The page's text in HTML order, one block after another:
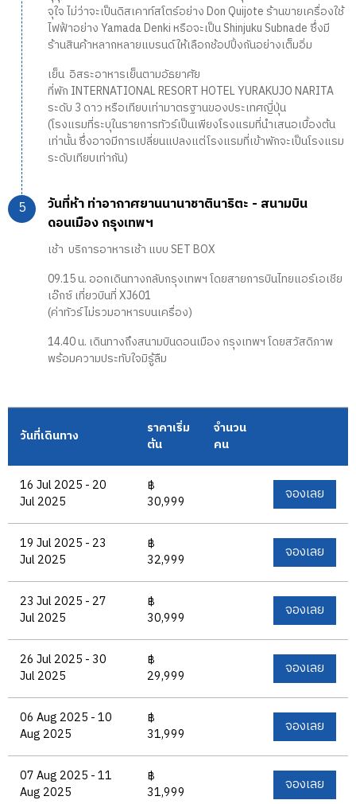
จุใจ ไม่ว่าจะเป็นดิสเคาท์สโตร์อย่าง Don Quijote ร้านขายเครื่องใช้
ไฟฟ้าอย่าง Yamada Denki หรือจะเป็น Shinjuku Subnade ซึ่งมี
ร้านสินค้าหลากหลายแบรนด์ให้เลือกช้อปปิ้งกันอย่างเต็มอิ่ม
เย็น อิสระอาหารเย็นตามอัธยาศัย
ที่พัก INTERNATIONAL RESORT HOTEL YURAKUJO NARITA
ระดับ 3 ดาว หรือเทียบเท่ามาตรฐานของประเทศญี่ปุ่น
(โรงแรมที่ระบุในรายการทัวร์เป็นเพียงโรงแรมที่นำเสนอเบื้องต้น
เท่านั้น ซึ่งอาจมีการเปลี่ยนแปลงแต่โรงแรมที่เข้าพักจะเป็นโรงแรม
ระดับเทียบเท่ากัน)
วันที่ห้า ท่าอากาศยานนานาชาตินาริตะ - สนามบิน
ดอนเมือง กรุงเทพฯ
เช้า บริการอาหารเช้า แบบ SET BOX
09.15 น. ออกเดินทางกลับกรุงเทพฯ โดยสายการบินไทยแอร์เอเชีย
เอ๊กซ์ เที่ยวบินที่ XJ601
(ค่าทัวร์ไม่รวมอาหารบนเครื่อง)
14.40 น. เดินทางถึงสนามบินดอนเมือง กรุงเทพฯ โดยสวัสดิภาพ
พร้อมความประทับใจมิรู้ลืม
วันที่เดินทาง
ราคาเริ่ม
ต้น
จำนวน
คน
16 Jul 2025 - 20
Jul 2025
฿
30,999
จองเลย
19 Jul 2025 - 23
Jul 2025
฿
32,999
จองเลย
23 Jul 2025 - 27
Jul 2025
฿
30,999
จองเลย
26 Jul 2025 - 30
Jul 2025
฿
29,999
จองเลย
06 Aug 2025 - 10
Aug 2025
฿
31,999
จองเลย
07 Aug 2025 - 11
Aug 2025
฿
31,999
จองเลย